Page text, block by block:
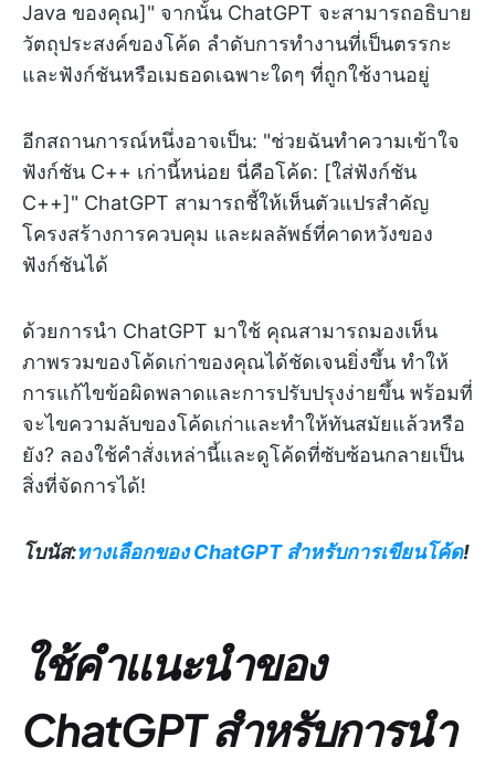
Java ของคุณ]" จากนั้น ChatGPT จะสามารถอธิบาย
วัตถุประสงค์ของโค้ด ลำดับการทำงานที่เป็นตรรกะ
และฟังก์ชันหรือเมธอดเฉพาะใดๆ ที่ถูกใช้งานอยู่
อีกสถานการณ์หนึ่งอาจเป็น: "ช่วยฉันทำความเข้าใจ
ฟังก์ชัน C++ เก่านี้หน่อย นี่คือโค้ด: [ใส่ฟังก์ชัน
C++]" ChatGPT สามารถชี้ให้เห็นตัวแปรสำคัญ
โครงสร้างการควบคุม และผลลัพธ์ที่คาดหวังของ
ฟังก์ชันได้
ด้วยการนำ ChatGPT มาใช้ คุณสามารถมองเห็น
ภาพรวมของโค้ดเก่าของคุณได้ชัดเจนยิ่งขึ้น ทำให้
การแก้ไขข้อผิดพลาดและการปรับปรุงง่ายขึ้น พร้อมที่
จะไขความลับของโค้ดเก่าและทำให้ทันสมัยแล้วหรือ
ยัง? ลองใช้คำสั่งเหล่านี้และดูโค้ดที่ซับซ้อนกลายเป็น
สิ่งที่จัดการได้!
โบนัส:ทางเลือกของ ChatGPT สำหรับการเขียนโค้ด!
ใช้คำแนะนำของ
ChatGPT สำหรับการนำ